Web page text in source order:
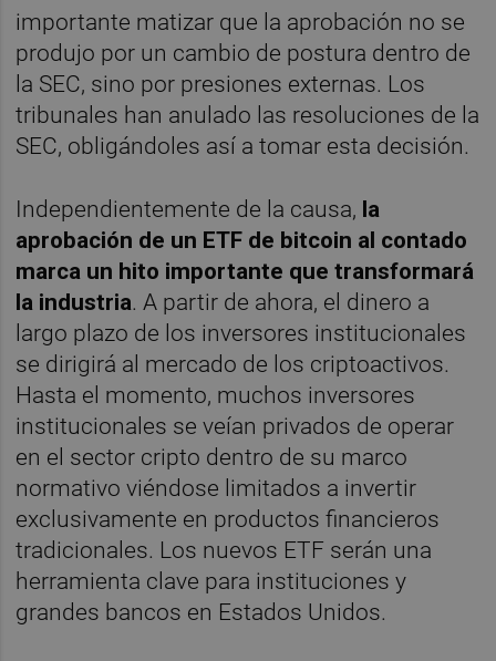
importante matizar que la aprobación no se
produjo por un cambio de postura dentro de
la SEC, sino por presiones externas. Los
tribunales han anulado las resoluciones de la
SEC, obligándoles así a tomar esta decisión.
Independientemente de la causa, la
aprobación de un ETF de bitcoin al contado
marca un hito importante que transformará
la industria. A partir de ahora, el dinero a
largo plazo de los inversores institucionales
se dirigirá al mercado de los criptoactivos.
Hasta el momento, muchos inversores
institucionales se veían privados de operar
en el sector cripto dentro de su marco
normativo viéndose limitados a invertir
exclusivamente en productos financieros
tradicionales. Los nuevos ETF serán una
herramienta clave para instituciones y
grandes bancos en Estados Unidos.